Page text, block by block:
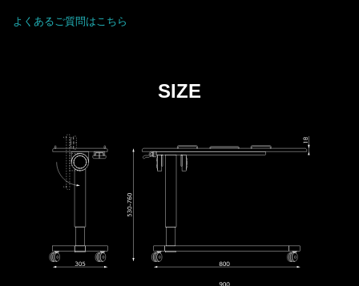
よくあるご質問はこちら
SIZE